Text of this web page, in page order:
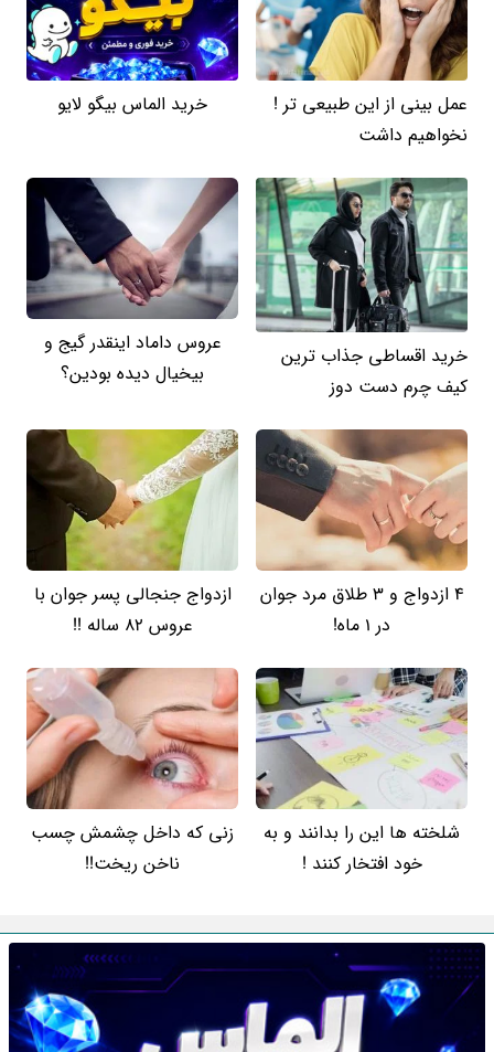
عمل بینی از این طبیعی تر !
نخواهیم داشت
خرید الماس بیگو لایو
خرید اقساطی جذاب ترین
کیف چرم دست دوز
عروس داماد اینقدر گیج و
بیخیال دیده بودین؟
4 ازدواج و 3 طلاق مرد جوان
در 1 ماه!
ازدواج جنجالی پسر جوان با
عروس 82 ساله !!
شلخته ها این را بدانند و به
خود افتخار کنند !
زنی که داخل چشمش چسب
ناخن ریخت!!